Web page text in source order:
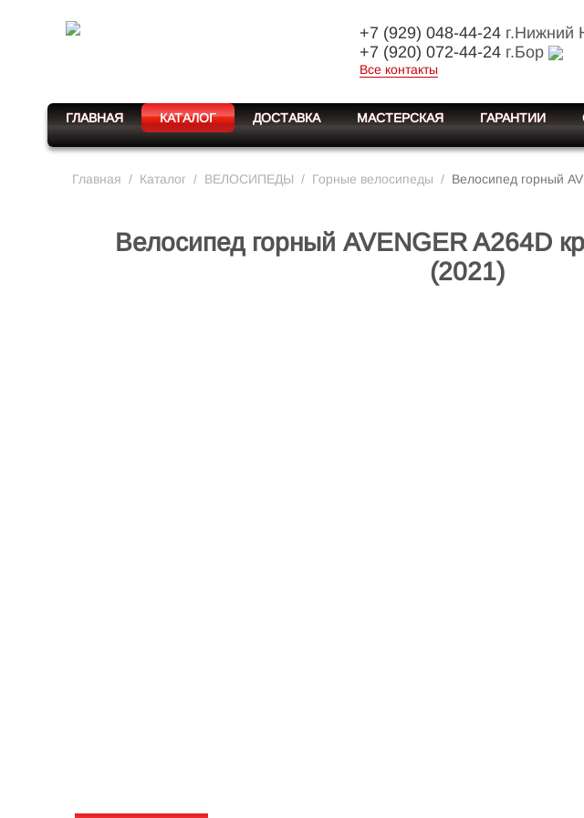
+7 (929) 048-44-24г.Нижний
+7 (920) 072-44-24г.Бор
Все контакты
ГЛАВНАЯ КАТАЛОГ ДОСТАВКА МАСТЕРСКАЯ ГАРАНТИИ
Главная / Каталог / ВЕЛОСИПЕДЫ / Горные велосипеды / Велосипед горный
Велосипед горный AVENGER A264D
(2021)